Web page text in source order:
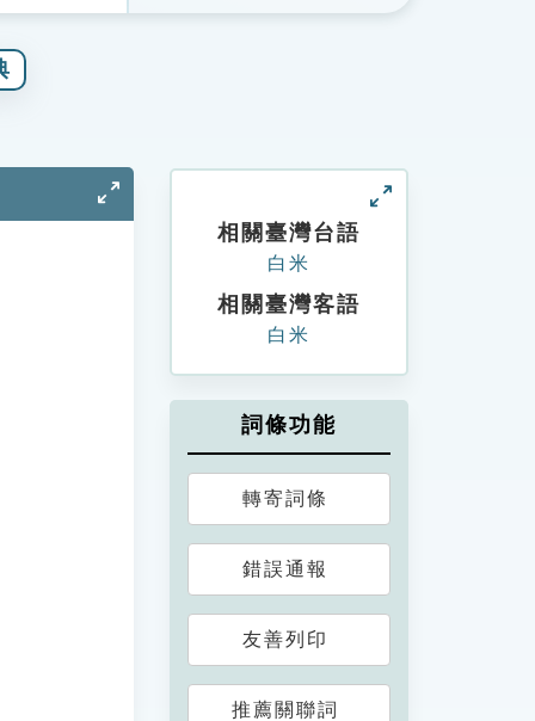
相關臺灣台語
白米
相關臺灣客語
白米
詞條功能
轉寄詞條
錯誤通報
友善列印
推薦關聯詞